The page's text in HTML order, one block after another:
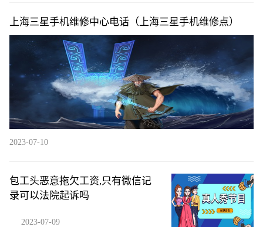
上海三星手机维修中心电话（上海三星手机维修点）
2023-07-10
包工头恶意拖欠工资,只有微信记
录可以法院起诉吗
2023-07-09